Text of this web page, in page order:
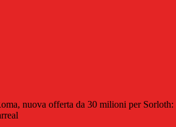
nuova offerta da 30 milioni per Sorloth: